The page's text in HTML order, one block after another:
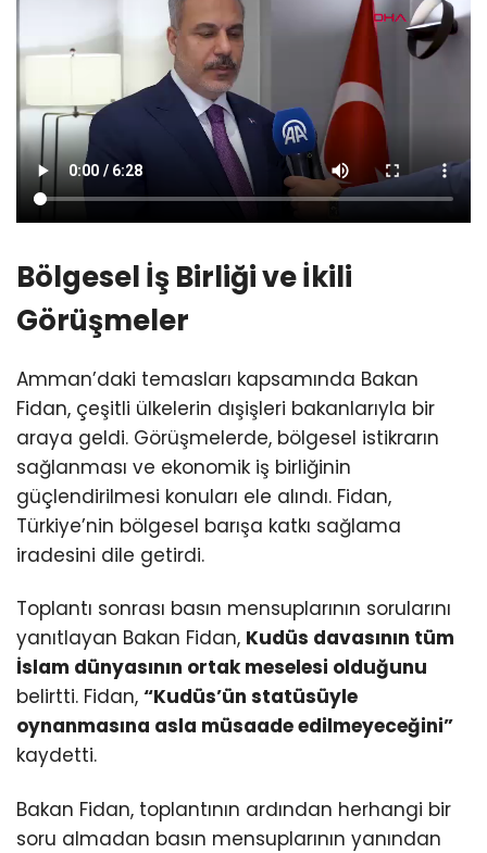
Bölgesel İş Birliği ve İkili
Görüşmeler
Amman’daki temasları kapsamında Bakan
Fidan, çeşitli ülkelerin dışişleri bakanlarıyla bir
araya geldi. Görüşmelerde, bölgesel istikrarın
sağlanması ve ekonomik iş birliğinin
güçlendirilmesi konuları ele alındı. Fidan,
Türkiye’nin bölgesel barışa katkı sağlama
iradesini dile getirdi.
Toplantı sonrası basın mensuplarının sorularını
yanıtlayan Bakan Fidan, Kudüs davasının tüm
İslam dünyasının ortak meselesi olduğunu
belirtti. Fidan, “Kudüs’ün statüsüyle
oynanmasına asla müsaade edilmeyeceğini”
kaydetti.
Bakan Fidan, toplantının ardından herhangi bir
soru almadan basın mensuplarının yanından